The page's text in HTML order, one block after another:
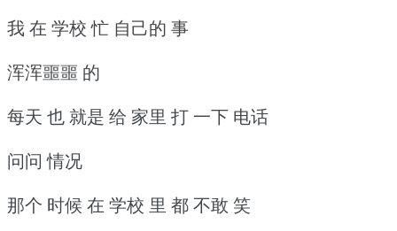
我 在 学校 忙 自己的 事
浑浑噩噩 的
每天 也 就是 给 家里 打 一下 电话
问问 情况
那个 时候 在 学校 里 都 不敢 笑